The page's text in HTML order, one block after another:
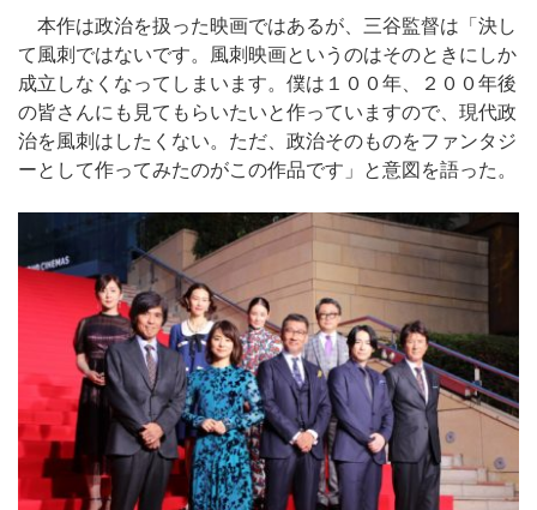
本作は政治を扱った映画ではあるが、三谷監督は「決し
て風刺ではないです。風刺映画というのはそのときにしか
成立しなくなってしまいます。僕は１００年、２００年後
の皆さんにも見てもらいたいと作っていますので、現代政
治を風刺はしたくない。ただ、政治そのものをファンタジ
ーとして作ってみたのがこの作品です」と意図を語った。